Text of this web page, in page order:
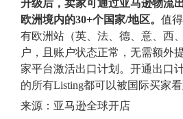
升级后，卖家可通过亚马逊物流
欧洲境内的30+个国家/地区。 值
有欧洲站（英、法、德、意、西
户，且账户状态正常，无需额外
家平台激活出口计划。开通出口
的所有Listing都可以被国际买家看
来源：亚马逊全球开店